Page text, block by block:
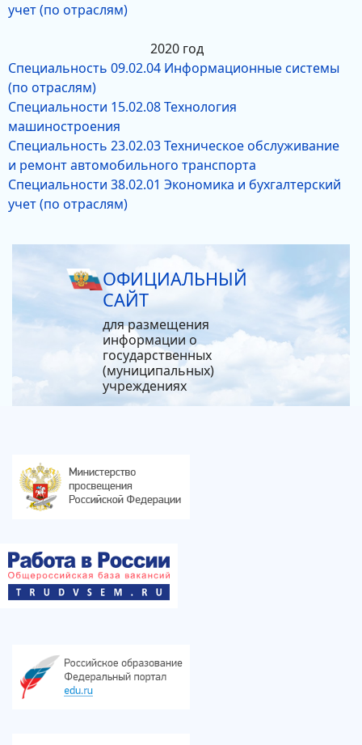
учет (по отраслям)
2020 год
Специальность 09.02.04 Информационные системы
(по отраслям)
Специальности 15.02.08 Технология
машиностроения
Специальность 23.02.03 Техническое обслуживание
и ремонт автомобильного транспорта
Специальности 38.02.01 Экономика и бухгалтерский
учет (по отраслям)
ОФИЦИАЛЬНЫЙ
САЙТ
для размещения
информации о
государственных
(муниципальных)
учреждениях